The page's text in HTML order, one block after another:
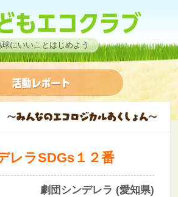
球にいいことはじめよう
レラSDGs１２番
劇団シンデレラ (愛知県)